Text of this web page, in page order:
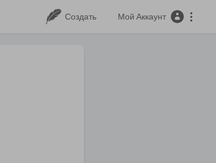
Создать Мой Аккаунт